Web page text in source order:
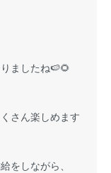
ましたね🍉🌻
さん楽しめます
をしながら、